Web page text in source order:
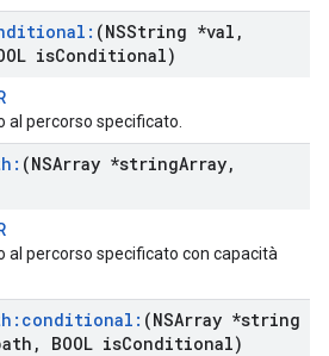
(NSString *val ,
isConditional)
percorso specificato.
(NSArray *stringArray,
al percorso specificato con capacità
(NSArray *string
, BOOL isConditional)